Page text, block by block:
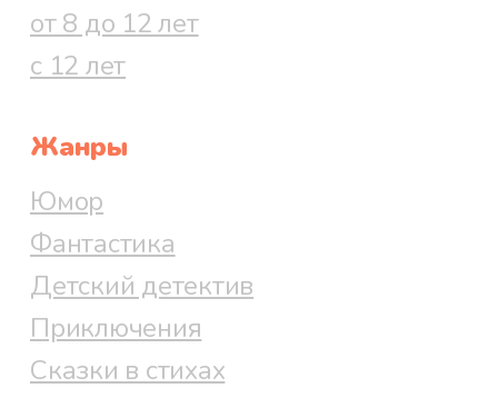
от 8 до 12 лет
с 12 лет
Жанры
Юмор
Фантастика
Детский детектив
Приключения
Сказки в стихах